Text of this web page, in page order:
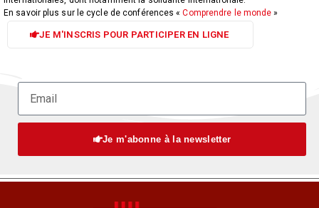
En savoir plus sur le cycle de conférences «Comprendre le monde»
JE M'INSCRIS POUR PARTICIPER EN LIGNE
Je m'abonne à la newsletter